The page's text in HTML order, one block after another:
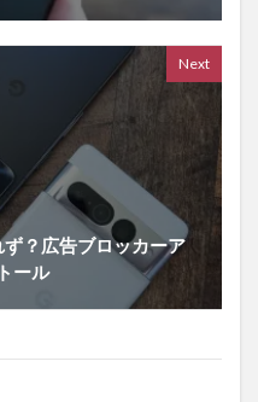
Next
？広告ブロッカーア
ール